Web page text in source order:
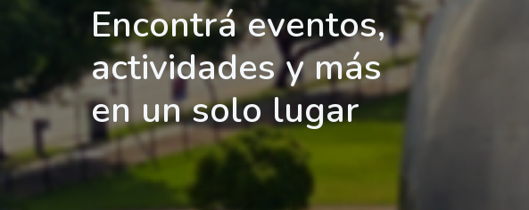
Encontrá eventos,
actividades y más
en un solo lugar